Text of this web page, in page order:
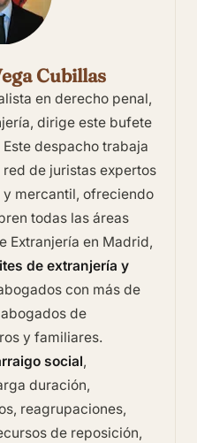
Cubillas
en derecho penal,
dirige este bufete
despacho trabaja
de juristas expertos
mercantil, ofreciendo
todas las áreas
Extranjería en Madrid,
de extranjería y
con más de
abogados de
y familiares.
social,
duración,
reagrupaciones,
de reposición,